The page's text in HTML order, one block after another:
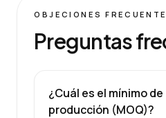
OBJECIONES
Preguntas
¿Cuál es el mínimo de
producción (MOQ)?